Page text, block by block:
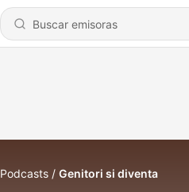
Podcasts Genitori si diventa